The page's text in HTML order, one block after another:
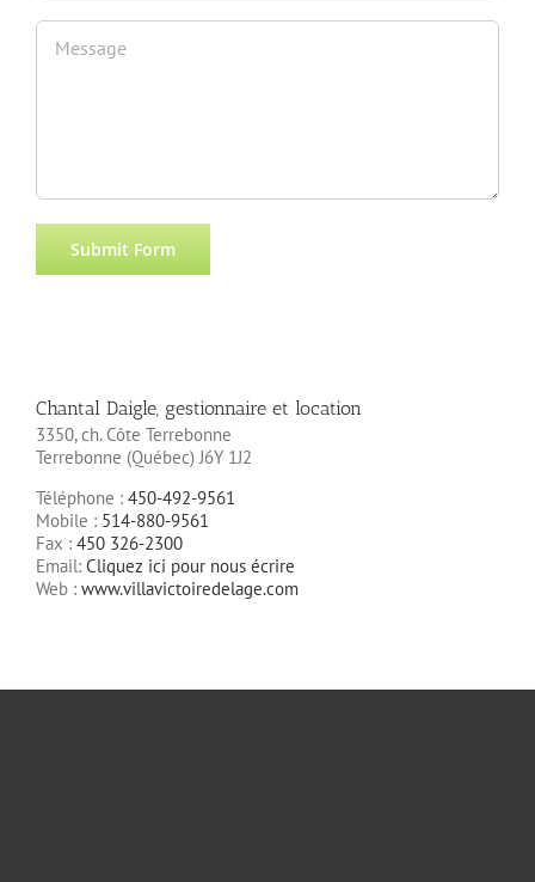
Chantal Daigle, gestionnaire et location
3350, ch. Côte Terrebonne
Terrebonne (Québec) J6Y 1J2
Téléphone : 450-492-9561
Mobile : 514-880-9561
Fax : 450 326-2300
Email: Cliquez ici pour nous écrire
Web : www.villavictoiredelage.com